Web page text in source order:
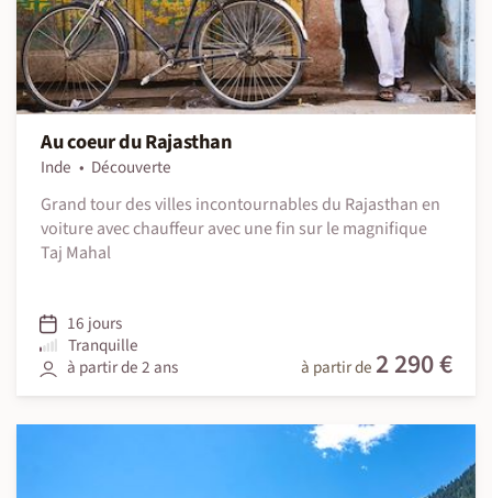
Au coeur du Rajasthan
Inde
Découverte
Grand tour des villes incontournables du Rajasthan en
voiture avec chauffeur avec une fin sur le magnifique
Taj Mahal
16 jours
Tranquille
à partir de 2 ans
à partir de 2 290 €